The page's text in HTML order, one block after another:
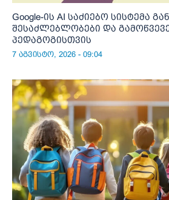
Google-ის AI საძიებო სისტემა
შესაძლებლობები და
პედაგოგისთვის
7 აგვისტო, 2026 - 09:04